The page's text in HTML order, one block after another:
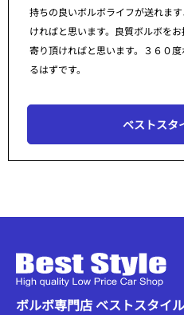
持ちの良いボルボライフが送れま
ければと思います。良質ボルボを
寄り頂ければと思います。３６０
るはずです。
ベストスタ
ボルボ専門店 ベストスタイル